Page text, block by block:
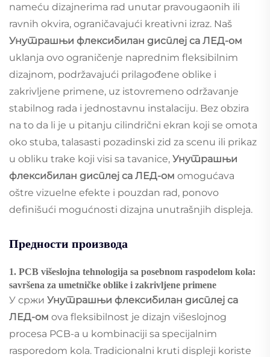
nameću dizajnerima rad unutar pravougaonih ili
ravnih okvira, ograničavajući kreativni izraz. Naš
Унутрашњи флексибилан дисплеј са ЛЕД-ом
uklanja ovo ograničenje naprednim fleksibilnim
dizajnom, podržavajući prilagođene oblike i
zakrivljene primene, uz istovremeno održavanje
stabilnog rada i jednostavnu instalaciju. Bez obzira
na to da li je u pitanju cilindrični ekran koji se omota
oko stuba, talasasti pozadinski zid za scenu ili prikaz
u obliku trake koji visi sa tavanice, Унутрашњи
флексибилан дисплеј са ЛЕД-ом omogućava
oštre vizuelne efekte i pouzdan rad, ponovo
definišući mogućnosti dizajna unutrašnjih displeja.
Предности производа
1. PCB višeslojna tehnologija sa posebnom raspodelom kola:
savršena za umetničke oblike i zakrivljene primene
У сржи Унутрашњи флексибилан дисплеј са
ЛЕД-ом ova fleksibilnost je dizajn višeslojnog
procesa PCB-a u kombinaciji sa specijalnim
rasporedom kola. Tradicionalni kruti displeji koriste